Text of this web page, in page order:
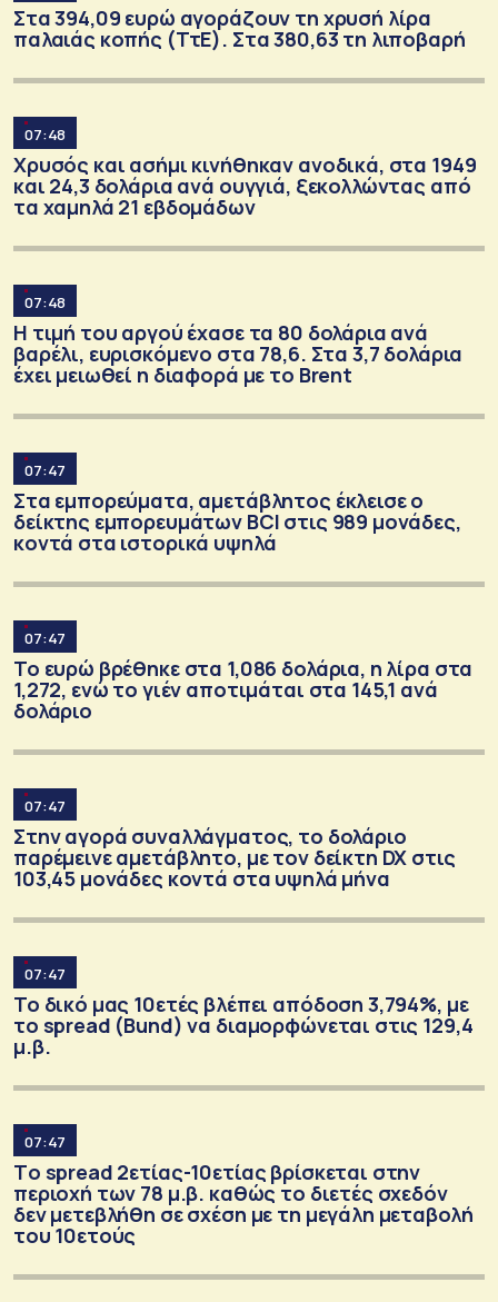
Στα 394,09 ευρώ αγοράζουν τη χρυσή λίρα
παλαιάς κοπής (ΤτΕ). Στα 380,63 τη λιποβαρή
07:48
Χρυσός και ασήμι κινήθηκαν ανοδικά, στα 1949
και 24,3 δολάρια ανά ουγγιά, ξεκολλώντας από
τα χαμηλά 21 εβδομάδων
07:48
Η τιμή του αργού έχασε τα 80 δολάρια ανά
βαρέλι, ευρισκόμενο στα 78,6. Στα 3,7 δολάρια
έχει μειωθεί η διαφορά με το Brent
07:47
Στα εμπορεύματα, αμετάβλητος έκλεισε ο
δείκτης εμπορευμάτων BCI στις 989 μονάδες,
κοντά στα ιστορικά υψηλά
07:47
Το ευρώ βρέθηκε στα 1,086 δολάρια, η λίρα στα
1,272, ενώ το γιέν αποτιμάται στα 145,1 ανά
δολάριο
07:47
Στην αγορά συναλλάγματος, το δολάριο
παρέμεινε αμετάβλητο, με τον δείκτη DX στις
103,45 μονάδες κοντά στα υψηλά μήνα
07:47
Το δικό μας 10ετές βλέπει απόδοση 3,794%, με
το spread (Bund) να διαμορφώνεται στις 129,4
μ.β.
07:47
Tο spread 2ετίας-10ετίας βρίσκεται στην
περιοχή των 78 μ.β. καθώς το διετές σχεδόν
δεν μετεβλήθη σε σχέση με τη μεγάλη μεταβολή
του 10ετούς